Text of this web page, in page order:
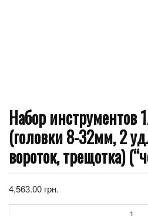
Набор инструментов
(головки 8-32мм, 2
вороток, трещотка)
4,563.00 грн.